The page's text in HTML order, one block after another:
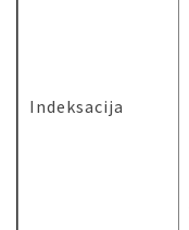
Indeksacija